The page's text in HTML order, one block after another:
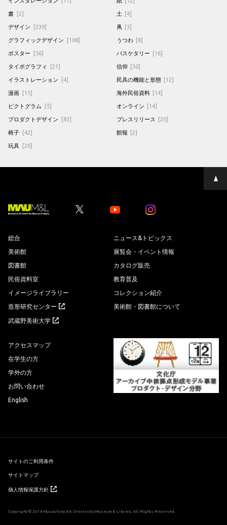
書 [2]
デザイン [239]
グラフィックデザイン [108]
ポスター [56]
タイポグラフィ [21]
イラストレーション [4]
漫画 [15]
ピクトグラム [5]
プロダクトデザイン [83]
椅子 [42]
玩具 [20]
土 [4]
凧 [3]
うつわ [8]
バスケタリー [16]
信仰 [30]
民具の機能と形態 [12]
海外民俗資料 [14]
オンライン [14]
プレスリリース [20]
館報 [2]
ペ
ー
Youtube Youtube
総合
美術館
図書館
民俗資料室
イメージライブラリー
造形研究センター
武蔵野美術大学
ニュース&トピックス
展覧会・イベント情報
カタログ販売
教育普及
コレクション紹介
美術館・図書館について
アクセスマップ
在学生の方
学外の方
お問い合わせ
English
サイトのご利用条件
サイトマップ
個人情報保護方針
Copyright © 2018 Musashino Art University Museum & Library. All Rights Reserved.